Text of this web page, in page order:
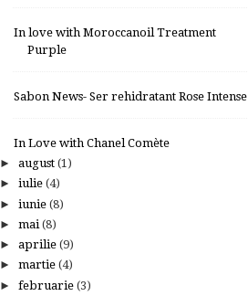
In love with Moroccanoil Treatment
Purple
Sabon News- Ser rehidratant Rose Intense
In Love with Chanel Comète
► august (1)
► iulie (4)
► iunie (8)
► mai (8)
► aprilie (9)
► martie (4)
► februarie (3)